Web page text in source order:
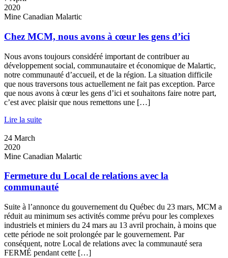
2020
Mine Canadian Malartic
Chez MCM, nous avons à cœur les gens d’ici
Nous avons toujours considéré important de contribuer au
développement social, communautaire et économique de Malartic,
notre communauté d’accueil, et de la région. La situation difficile
que nous traversons tous actuellement ne fait pas exception. Parce
que nous avons à cœur les gens d’ici et souhaitons faire notre part,
c’est avec plaisir que nous remettons une […]
Lire la suite
24 March
2020
Mine Canadian Malartic
Fermeture du Local de relations avec la
communauté
Suite à l’annonce du gouvernement du Québec du 23 mars, MCM a
réduit au minimum ses activités comme prévu pour les complexes
industriels et miniers du 24 mars au 13 avril prochain, à moins que
cette période ne soit prolongée par le gouvernement. Par
conséquent, notre Local de relations avec la communauté sera
FERMÉ pendant cette […]